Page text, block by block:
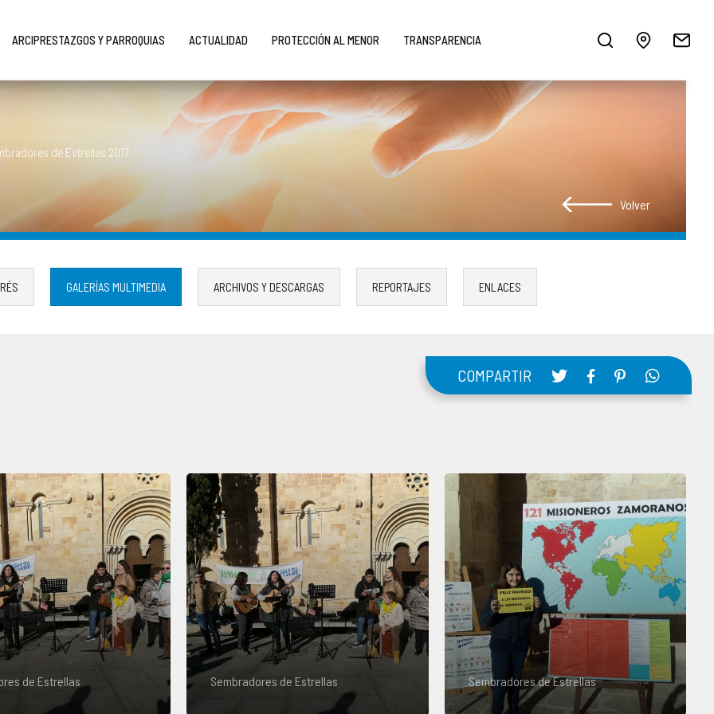
ARCIPRESTAZGOS Y PARROQUIAS ACTUALIDAD PROTECCIÓN AL MENOR TRANSPARENCIA
de Estrellas 2017
Volver
GALERÍAS MULTIMEDIA ARCHIVOS Y DESCARGAS REPORTAJES ENLACES
COMPARTIR
de Estrellas Sembradores de Estrellas Sembradores de Estrellas